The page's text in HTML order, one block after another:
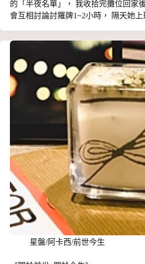
的「半夜名單」， 我收拾完攤位回家
會互相討論討羅牌1~2小時， 隔天她上
星盤/阿卡西/前世今生